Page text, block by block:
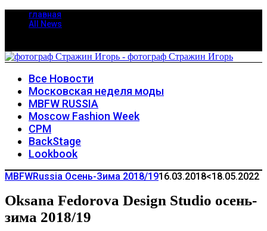
главная
All News
Все Новости
Московская неделя моды
MBFW RUSSIA
Moscow Fashion Week
CPM
BackStage
Lookbook
MBFWRussia Осень-Зима 2018/1916.03.2018<18.05.2022
Oksana Fedorova Design Studio осень-
зима 2018/19